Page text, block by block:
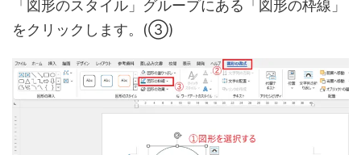
「図形のスタイル」グループにある「図形の枠線」
をクリックします。(③)